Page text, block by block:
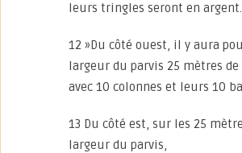
leurs tringles seront en argent.
12 »Du côté ouest, il y aura
largeur du parvis 25 mètres
avec 10 colonnes et leurs 10
13 Du côté est, sur les 25
largeur du parvis,